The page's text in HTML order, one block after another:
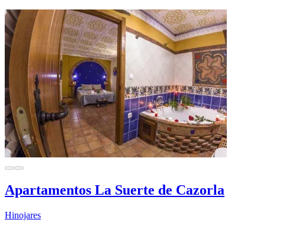
Apartamentos La Suerte de Cazorla
Hinojares